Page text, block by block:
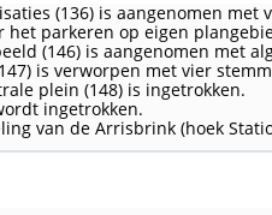
(136) is aangenomen
parkeren op eigen
(146) is aangenomen met
is verworpen met vier
plein (148) is ingetrokken.
ingetrokken.
van de Arrisbrink (hoek